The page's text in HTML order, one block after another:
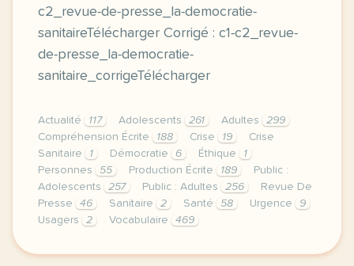
c2_revue-de-presse_la-democratie-
sanitaireTélécharger Corrigé : c1-c2_revue-
de-presse_la-democratie-
sanitaire_corrigeTélécharger
Actualité 117 Adolescents 261 Adultes
299
Compréhension Écrite
188 Crise 19
Crise
Sanitaire
1 Démocratie 6 Éthique
1
Personnes
55 Production Écrite 189
Public :
Adolescents
257 Public : Adultes 256
Revue De
Presse
46 Sanitaire 2 Santé 58 Urgence
9
Usagers
2 Vocabulaire 469
duree 2h00 niveau c1 c2 public grands